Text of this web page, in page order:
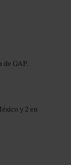
GAP.
y 2 en